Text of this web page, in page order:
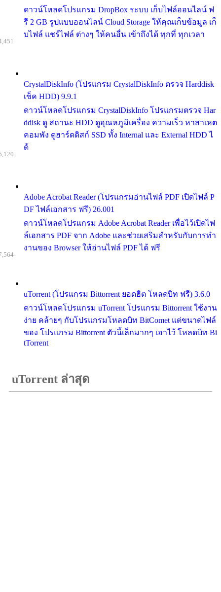
ดาวน์โหลดโปรแกรม DropBox ระบบ เก็บไฟล์ออนไลน์ ฟ
รี 2 GB รูปแบบออนไลน์ Cloud Storage ให้คุณเก็บข้อมูล เก็
บไฟล์ แชร์ไฟล์ ต่างๆ ให้คนอื่น เข้าถึงได้ ทุกที่ ทุกเวลา
CrystalDiskInfo (โปรแกรม CrystalDiskInfo ตรวจ Harddisk
เช็ค HDD) 9.9.1
ดาวน์โหลดโปรแกรม CrystalDiskInfo โปรแกรมตรวจ Har
ddisk ดู สถานะ HDD ดูอุณหภูมิเครื่อง ความเร็ว หาสาเหต
คอมพัง ดูฮาร์ดดิสก์ SSD ทั้ง Internal และ External HDD ไ
ด้
Adobe Acrobat Reader (โปรแกรมอ่านไฟล์ PDF เปิดไฟล์ P
DF ไฟล์เอกสาร ฟรี) 26.001
ดาวน์โหลดโปรแกรม Adobe Acrobat Reader เพื่อไว้เปิดไฟ
ล์เอกสาร PDF จาก Adobe และช่วยเสริมสำหรับกับการทำ
งานของ Browser ให้อ่านไฟล์ PDF ได้ ฟรี
uTorrent (โปรแกรม Bittorrent ยอดฮิต โหลดบิท ฟรี) 3.6.0
ดาวน์โหลดโปรแกรม uTorrent โปรแกรม Bittorrent ใช้งาน
ง่าย คล้ายๆ กับโปรแกรมโหลดบิท BitComet แต่ขนาดไฟล์
ของ โปรแกรม Bittorrent ตัวนี้เล็กมากๆ เอาไว้ โหลดบิท Bi
tTorrent
uTorrent ล่าสุด